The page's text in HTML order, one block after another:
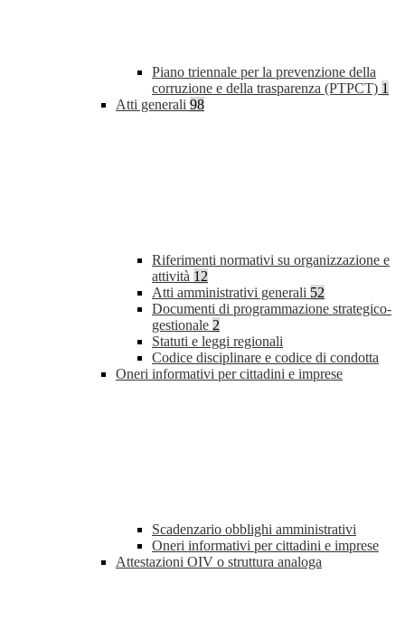
Piano triennale per la prevenzione della
corruzione e della trasparenza (PTPCT) 1
Atti generali 98
Riferimenti normativi su organizzazione e
attività 12
Atti amministrativi generali 52
Documenti di programmazione strategico-
gestionale 2
Statuti e leggi regionali
Codice disciplinare e codice di condotta
Oneri informativi per cittadini e imprese
Scadenzario obblighi amministrativi
Oneri informativi per cittadini e imprese
Attestazioni OIV o struttura analoga